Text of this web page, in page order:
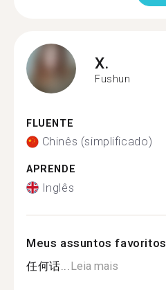
X.
Fushun
FLUENTE
Chinês (simplificado)
APRENDE
Inglês
Meus assuntos favoritos
任何话... Leia mais